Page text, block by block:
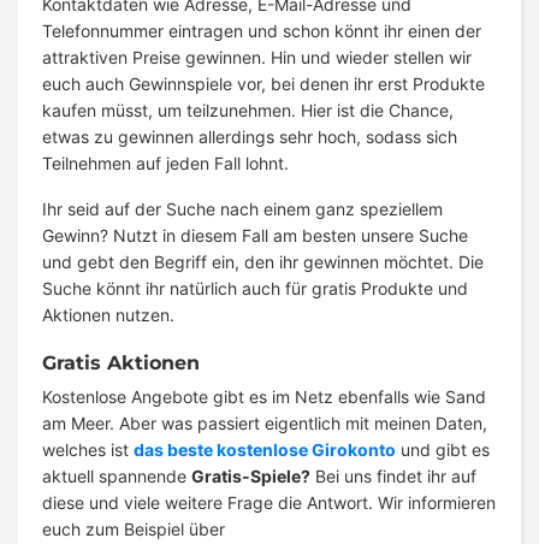
Kontaktdaten wie Adresse, E-Mail-Adresse und
Telefonnummer eintragen und schon könnt ihr einen der
attraktiven Preise gewinnen. Hin und wieder stellen wir
euch auch Gewinnspiele vor, bei denen ihr erst Produkte
kaufen müsst, um teilzunehmen. Hier ist die Chance,
etwas zu gewinnen allerdings sehr hoch, sodass sich
Teilnehmen auf jeden Fall lohnt.
Ihr seid auf der Suche nach einem ganz speziellem
Gewinn? Nutzt in diesem Fall am besten unsere Suche
und gebt den Begriff ein, den ihr gewinnen möchtet. Die
Suche könnt ihr natürlich auch für gratis Produkte und
Aktionen nutzen.
Gratis Aktionen
Kostenlose Angebote gibt es im Netz ebenfalls wie Sand
am Meer. Aber was passiert eigentlich mit meinen Daten,
welches ist das beste kostenlose Girokonto und gibt es
aktuell spannende Gratis-Spiele? Bei uns findet ihr auf
diese und viele weitere Frage die Antwort. Wir informieren
euch zum Beispiel über